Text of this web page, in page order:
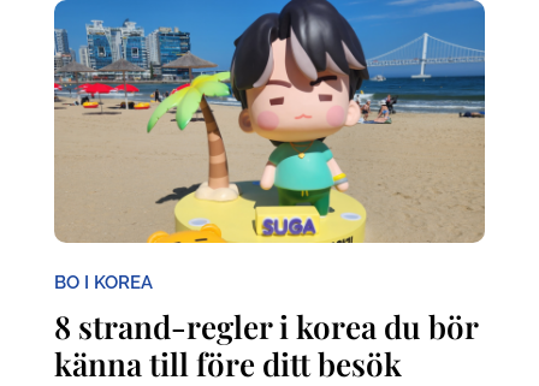
BO I KOREA
8 strand-regler i korea du bör
känna till före ditt besök